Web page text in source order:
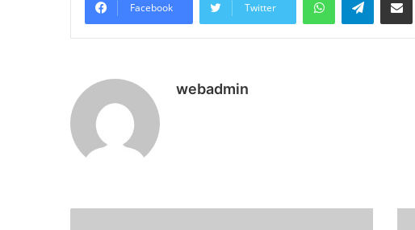
Facebook Twitter
webadmin